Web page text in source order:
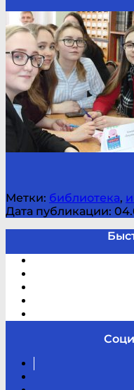
Метки: библиотека,
Дата публикации: